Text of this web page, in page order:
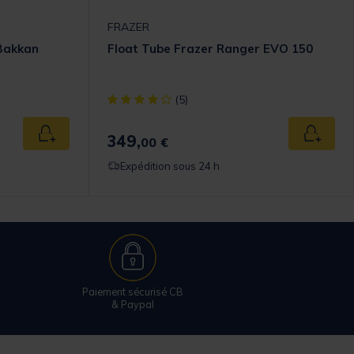
Rating
Ajouter au panier
FRAZER
Float Tube Frazer Ranger EVO 150
[object Object] out of 5 Customer Rating
(5)
349,00 € Ajouter
Expédition sous 24 h
Paiement sécurisé CB
& Paypal